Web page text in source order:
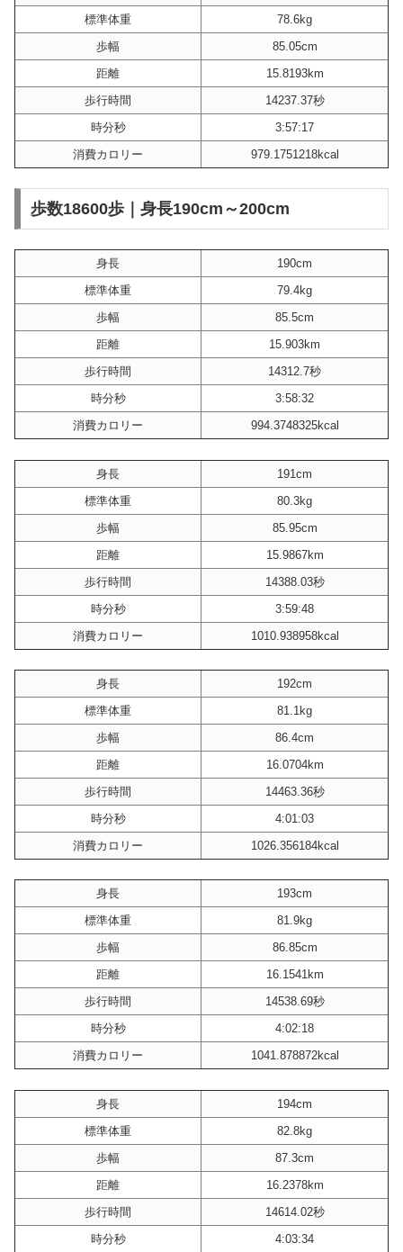
標準体重
78.6kg
歩幅
85.05cm
距離
15.8193km
歩行時間
14237.37秒
時分秒
3:57:17
消費カロリー
979.1751218kcal
歩数18600歩｜身長190cm～200cm
身長
190cm
標準体重
79.4kg
歩幅
85.5cm
距離
15.903km
歩行時間
14312.7秒
時分秒
3:58:32
消費カロリー
994.3748325kcal
身長
191cm
標準体重
80.3kg
歩幅
85.95cm
距離
15.9867km
歩行時間
14388.03秒
時分秒
3:59:48
消費カロリー
1010.938958kcal
身長
192cm
標準体重
81.1kg
歩幅
86.4cm
距離
16.0704km
歩行時間
14463.36秒
時分秒
4:01:03
消費カロリー
1026.356184kcal
身長
193cm
標準体重
81.9kg
歩幅
86.85cm
距離
16.1541km
歩行時間
14538.69秒
時分秒
4:02:18
消費カロリー
1041.878872kcal
身長
194cm
標準体重
82.8kg
歩幅
87.3cm
距離
16.2378km
歩行時間
14614.02秒
時分秒
4:03:34